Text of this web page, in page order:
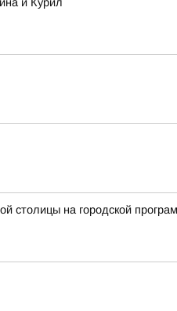
столицы на городской